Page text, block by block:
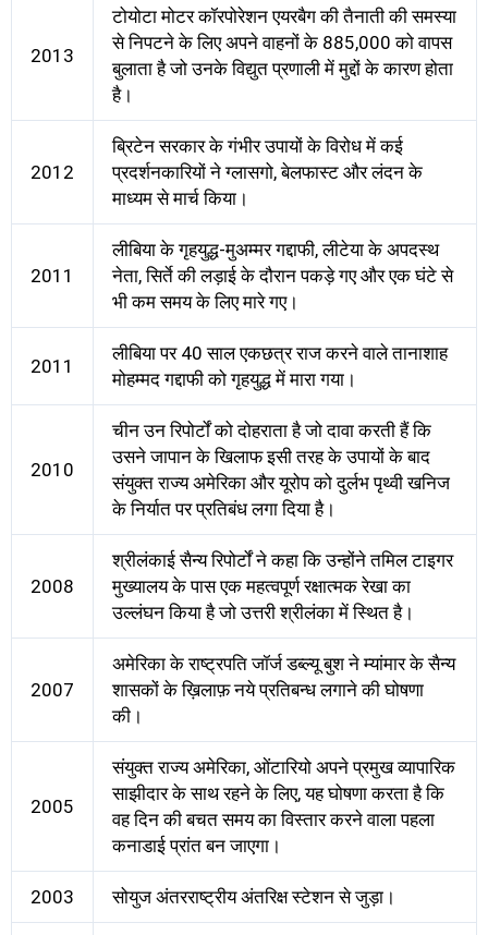
2013
टोयोटा मोटर कॉरपोरेशन एयरबैग की तैनाती की समस्या
से निपटने के लिए अपने वाहनों के 885,000 को वापस
बुलाता है जो उनके विद्युत प्रणाली में मुद्दों के कारण होता
है।
2012
ब्रिटेन सरकार के गंभीर उपायों के विरोध में कई
प्रदर्शनकारियों ने ग्लासगो, बेलफास्ट और लंदन के
माध्यम से मार्च किया।
2011
लीबिया के गृहयुद्ध-मुअम्मर गद्दाफी, लीटेया के अपदस्थ
नेता, सिर्ते की लड़ाई के दौरान पकड़े गए और एक घंटे से
भी कम समय के लिए मारे गए।
2011
लीबिया पर 40 साल एकछत्र राज करने वाले तानाशाह
मोहम्‍मद गद्दाफी को गृहयुद्ध में मारा गया।
2010
चीन उन रिपोर्टों को दोहराता है जो दावा करती हैं कि
उसने जापान के खिलाफ इसी तरह के उपायों के बाद
संयुक्त राज्य अमेरिका और यूरोप को दुर्लभ पृथ्वी खनिज
के निर्यात पर प्रतिबंध लगा दिया है।
2008
श्रीलंकाई सैन्य रिपोर्टों ने कहा कि उन्होंने तमिल टाइगर
मुख्यालय के पास एक महत्वपूर्ण रक्षात्मक रेखा का
उल्लंघन किया है जो उत्तरी श्रीलंका में स्थित है।
2007
अमेरिका के राष्ट्रपति जॉर्ज डब्ल्यू बुश ने म्यांमार के सैन्य
शासकों के ख़िलाफ़ नये प्रतिबन्ध लगाने की घोषणा
की।
2005
संयुक्त राज्य अमेरिका, ओंटारियो अपने प्रमुख व्यापारिक
साझीदार के साथ रहने के लिए, यह घोषणा करता है कि
वह दिन की बचत समय का विस्तार करने वाला पहला
कनाडाई प्रांत बन जाएगा।
2003 सोयुज अंतरराष्ट्रीय अंतरिक्ष स्टेशन से जुड़ा।